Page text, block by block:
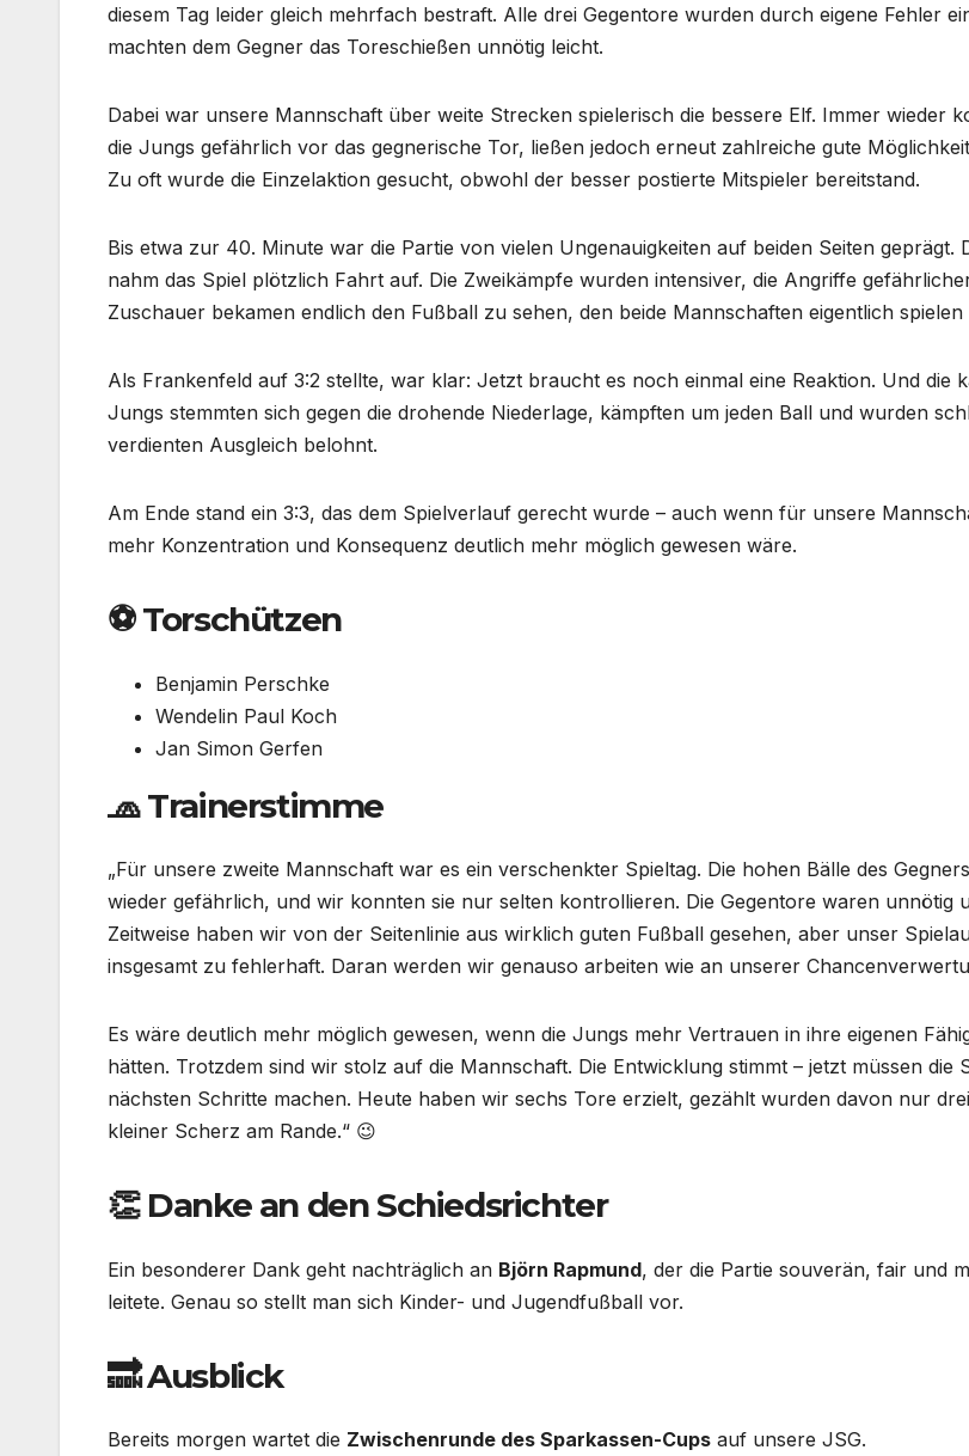
diesem Tag leider gleich mehrfach bestraft. Alle drei Gegentore wurden durch eigene Fehler
machten dem Gegner das Toreschießen unnötig leicht.
Dabei war unsere Mannschaft über weite Strecken spielerisch die bessere Elf. Immer wieder
die Jungs gefährlich vor das gegnerische Tor, ließen jedoch erneut zahlreiche gute
Zu oft wurde die Einzelaktion gesucht, obwohl der besser postierte Mitspieler bereitstand.
Bis etwa zur 40. Minute war die Partie von vielen Ungenauigkeiten auf beiden Seiten geprägt.
nahm das Spiel plötzlich Fahrt auf. Die Zweikämpfe wurden intensiver, die Angriffe
Zuschauer bekamen endlich den Fußball zu sehen, den beide Mannschaften eigentlich
Als Frankenfeld auf 3:2 stellte, war klar: Jetzt braucht es noch einmal eine Reaktion. Und die
Jungs stemmten sich gegen die drohende Niederlage, kämpften um jeden Ball und wurden
verdienten Ausgleich belohnt.
Am Ende stand ein 3:3, das dem Spielverlauf gerecht wurde – auch wenn für unsere
mehr Konzentration und Konsequenz deutlich mehr möglich gewesen wäre.
⚽ Torschützen
Benjamin Perschke
Wendelin Paul Koch
Jan Simon Gerfen
🧢 Trainerstimme
„Für unsere zweite Mannschaft war es ein verschenkter Spieltag. Die hohen Bälle des
wieder gefährlich, und wir konnten sie nur selten kontrollieren. Die Gegentore waren unnötig
Zeitweise haben wir von der Seitenlinie aus wirklich guten Fußball gesehen, aber unser
insgesamt zu fehlerhaft. Daran werden wir genauso arbeiten wie an unserer
Es wäre deutlich mehr möglich gewesen, wenn die Jungs mehr Vertrauen in ihre eigenen
hätten. Trotzdem sind wir stolz auf die Mannschaft. Die Entwicklung stimmt – jetzt müssen die
nächsten Schritte machen. Heute haben wir sechs Tore erzielt, gezählt wurden davon nur
kleiner Scherz am Rande.“ 😉
👏 Danke an den Schiedsrichter
Ein besonderer Dank geht nachträglich an Björn Rapmund, der die Partie souverän, fair und
leitete. Genau so stellt man sich Kinder- und Jugendfußball vor.
🔜 Ausblick
Bereits morgen wartet die Zwischenrunde des Sparkassen-Cups auf unsere JSG.